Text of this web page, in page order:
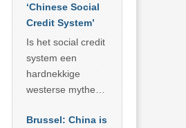
voorbije veertig
jaar in slaagde
meer dan 800
miljoen mensen
uit de armoede
… >> lees meer
‘Chinese Social
Credit System’
Is het social credit
system een
hardnekkige
westerse mythe of
realiteit in China?
Brussel: China is